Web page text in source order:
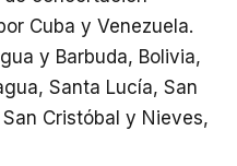
Cuba y Venezuela.
y Barbuda, Bolivia,
Santa Lucía, San
Cristóbal y Nieves,